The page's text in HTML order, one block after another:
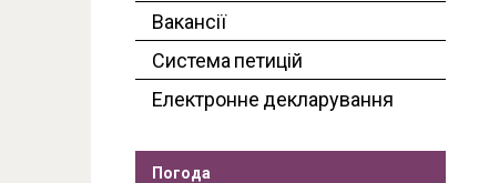
Вакансії
Система петицій
Електронне декларування
Погода